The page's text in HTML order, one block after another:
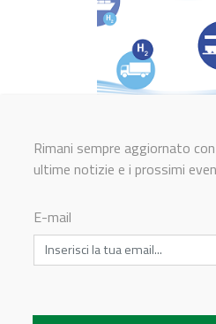
Il ruolo degli
Demand
EPQ ha elaborato
verificare il
finalizzato a
Rimani sempre aggiornato
ultime notizie e i prossimi
E-mail